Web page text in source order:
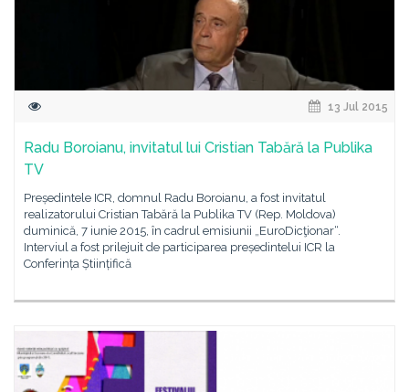
13 Jul 2015
Radu Boroianu, invitatul lui Cristian Tabără la Publika
TV
Președintele ICR, domnul Radu Boroianu, a fost invitatul
realizatorului Cristian Tabără la Publika TV (Rep. Moldova)
duminică, 7 iunie 2015, în cadrul emisiunii „EuroDicţionar“.
Interviul a fost prilejuit de participarea președintelui ICR la
Conferința Științifică